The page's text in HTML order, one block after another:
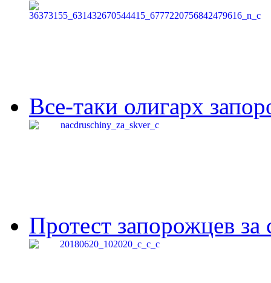
Все-таки олигарх
Протест запорожцев за